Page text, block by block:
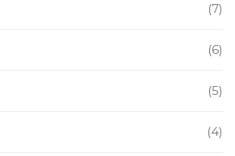
(7)
(6)
(5)
(4)